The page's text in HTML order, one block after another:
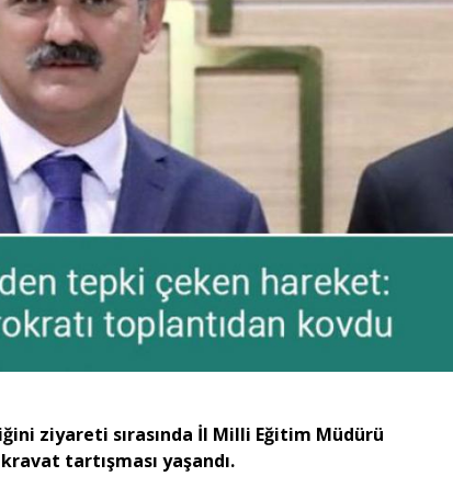
ziyareti sırasında İl Milli Eğitim Müdürü
tartışması yaşandı.